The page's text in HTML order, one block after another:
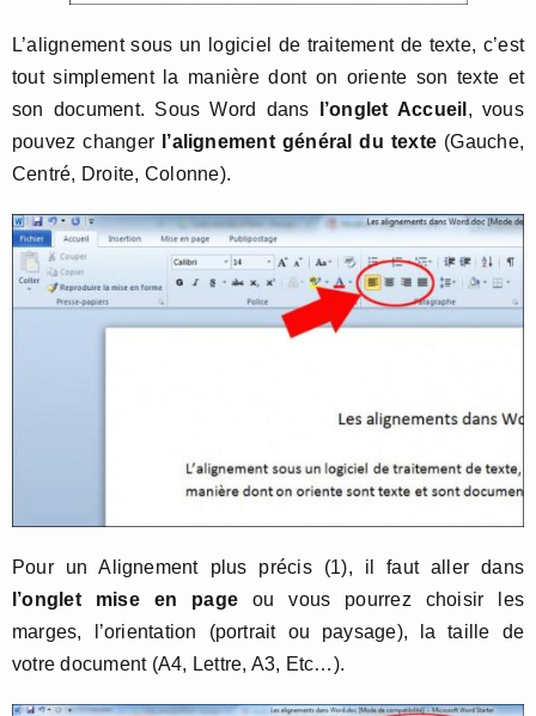
L’alignement sous un logiciel de traitement de texte, c’est
tout simplement la manière dont on oriente son texte et
son document. Sous Word dans l’onglet Accueil , vous
pouvez changer
l’alignement général du texte (Gauche,
Centré, Droite, Colonne).
Pour un Alignement plus précis (1), il faut aller dans
l’onglet mise en page ou vous pourrez choisir les
marges, l’orientation (portrait ou paysage), la taille de
votre document (A4, Lettre, A3, Etc…).